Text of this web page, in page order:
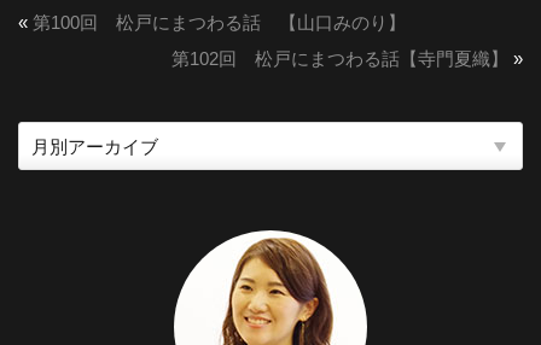
« 第100回 松戸にまつわる話 【山口みのり】
第102回 松戸にまつわる話【寺門夏織】
»